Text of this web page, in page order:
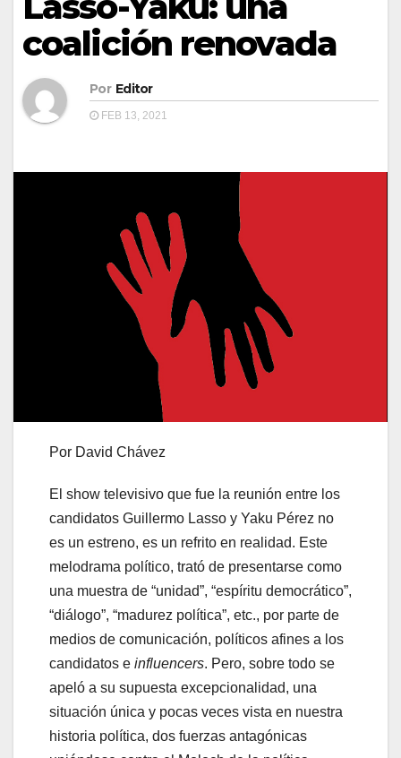
coalición renovada
Por Editor
FEB 13, 2021
Por David Chávez
El show televisivo que fue la reunión entre los
candidatos Guillermo Lasso y Yaku Pérez no
es un estreno, es un refrito en realidad. Este
melodrama político, trató de presentarse como
una muestra de “unidad”, “espíritu democrático”,
“diálogo”, “madurez política”, etc., por parte de
medios de comunicación, políticos afines a los
candidatos e influencers. Pero, sobre todo se
apeló a su supuesta excepcionalidad, una
situación única y pocas veces vista en nuestra
historia política, dos fuerzas antagónicas